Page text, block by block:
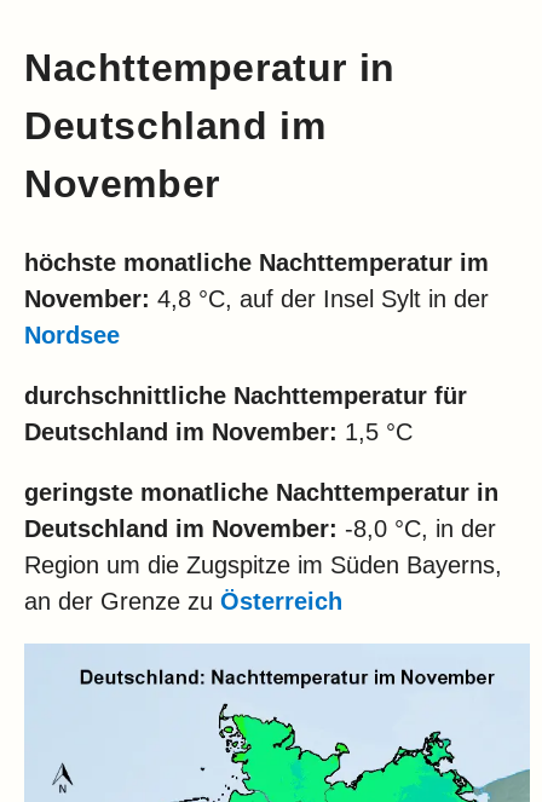
Nachttemperatur in
Deutschland im
November
höchste monatliche Nachttemperatur im
November: 4,8 °C, auf der Insel Sylt in der
Nordsee
durchschnittliche Nachttemperatur für
Deutschland im November: 1,5 °C
geringste monatliche Nachttemperatur in
Deutschland im November: -8,0 °C, in der
Region um die Zugspitze im Süden Bayerns,
an der Grenze zu Österreich